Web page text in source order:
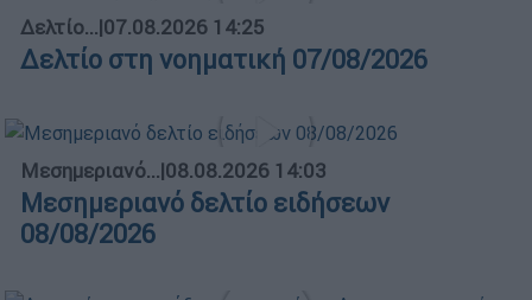
Δελτίο...|07.08.2026 14:25
Δελτίο στη νοηματική 07/08/2026
Μεσημεριανό...|08.08.2026 14:03
Μεσημεριανό δελτίο ειδήσεων
08/08/2026